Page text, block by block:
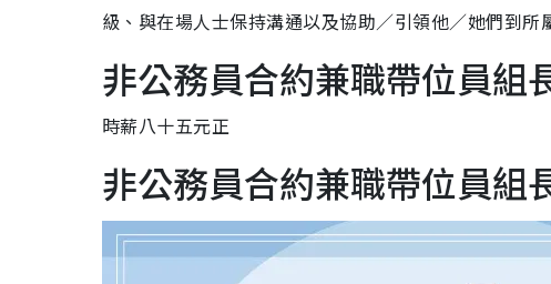
級、與在場人士保持溝通以及協助／引領他／她們到所
非公務員合約兼職帶位員組
時薪八十五元正
非公務員合約兼職帶位員組